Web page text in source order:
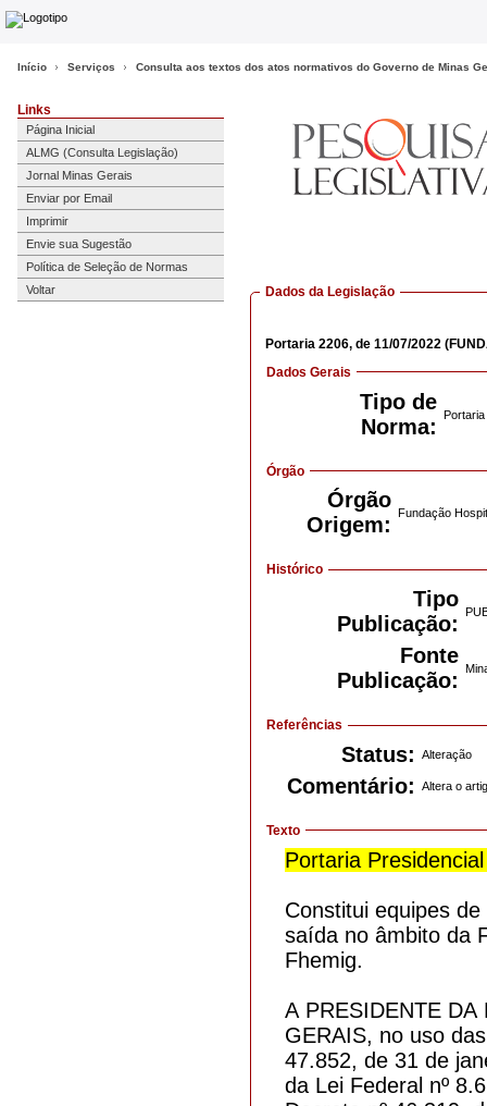
Início Serviços Consulta aos textos dos atos normativos do Governo de Minas
Links
Página Inicial
ALMG (Consulta Legislação)
Jornal Minas Gerais
Enviar por Email
Imprimir
Envie sua Sugestão
Política de Seleção de Normas
Voltar
Dados da Legislação
Portaria 2206, de 11/07/2022
Dados Gerais
Tipo de
Norma:
Portaria
Órgão
Órgão
Origem:
Fundação
Histórico
Tipo
Publicação:
Fonte
Publicação:
Referências
Status: Alteração
Comentário: Altera o
Texto
Portaria
Constitui equipes
saída no âmbito da
Fhemig.
A PRESIDENTE DA
GERAIS, no uso
47.852, de 31 de
da Lei Federal nº